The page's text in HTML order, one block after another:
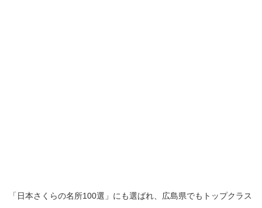
「日本さくらの名所100選」にも選ばれ、広島県でもトップクラス